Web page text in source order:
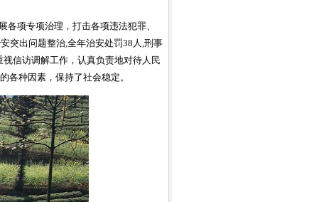
项专项治理，打击各项违法犯罪、
突出问题整治,全年治安处罚38人,刑事
信访调解工作，认真负责地对待人民
各种因素，保持了社会稳定。